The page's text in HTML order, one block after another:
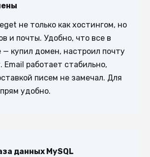
не только как хостингом, но
и почты. Удобно, что все в
купил домен, настроил почту
Email работает стабильно,
писем не замечал. Для
удобно.
данных MySQL